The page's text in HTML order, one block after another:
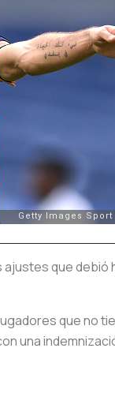
que debió
que no